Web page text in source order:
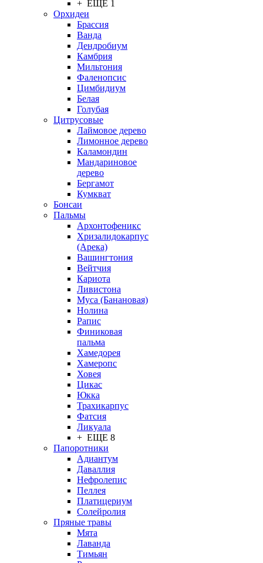
+ ЕЩЕ 1
Орхидеи
Брассия
Ванда
Дендробиум
Камбрия
Мильтония
Фаленопсис
Цимбидиум
Белая
Голубая
Цитрусовые
Лаймовое дерево
Лимонное дерево
Каламондин
Мандариновое
дерево
Бергамот
Кумкват
Бонсаи
Пальмы
Архонтофеникс
Хризалидокарпус
(Арека)
Вашингтония
Вейтчия
Кариота
Ливистона
Муса (Банановая)
Нолина
Рапис
Финиковая
пальма
Хамедорея
Хамеропс
Ховея
Цикас
Юкка
Трахикарпус
Фатсия
Ликуала
+ ЕЩЕ 8
Папоротники
Адиантум
Даваллия
Нефролепис
Пеллея
Платицериум
Солейролия
Пряные травы
Мята
Лаванда
Тимьян